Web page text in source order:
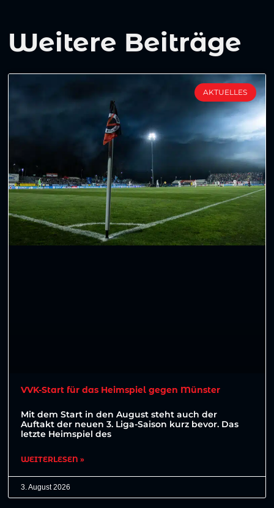
Weitere Beiträge
AKTUELLES
VVK-Start für das Heimspiel gegen Münster
Mit dem Start in den August steht auch der
Auftakt der neuen 3. Liga-Saison kurz bevor. Das
letzte Heimspiel des
WEITERLESEN »
3. August 2026